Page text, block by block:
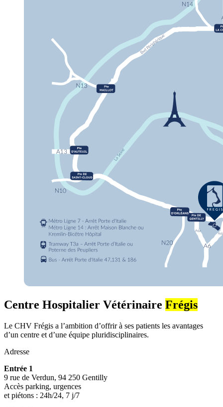
Centre Hospitalier Vétérinaire Frégis
Le CHV Frégis a l’ambition d’offrir à ses patients les avantages
d’un centre et d’une équipe pluridisciplinaires.
Adresse
Entrée 1
9 rue de Verdun, 94 250 Gentilly
Accès parking, urgences
et piétons : 24h/24, 7 j/7